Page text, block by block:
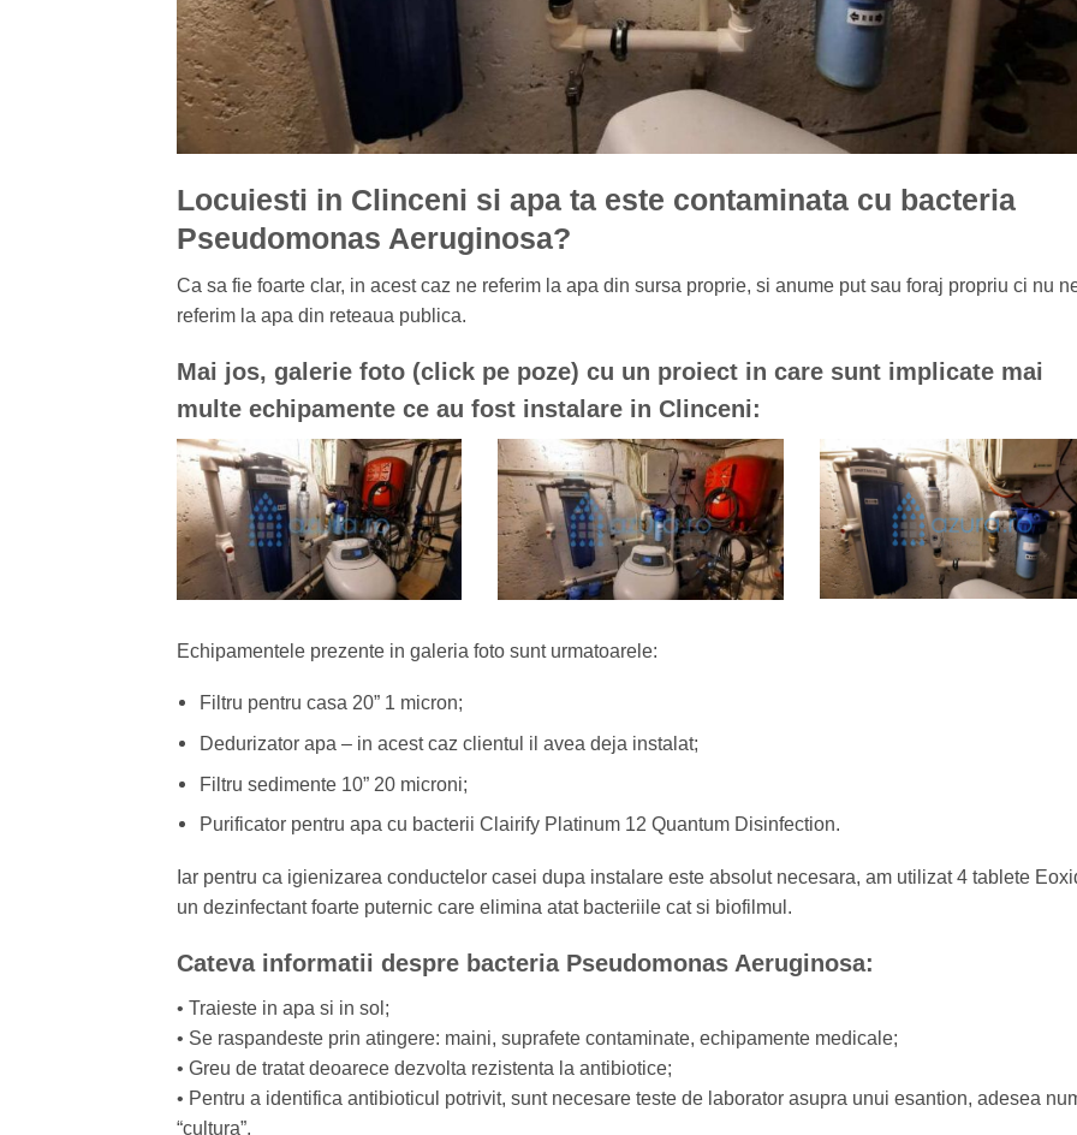
Locuiesti in Clinceni si apa ta este contaminata cu bacteria
Pseudomonas Aeruginosa?
Ca sa fie foarte clar, in acest caz ne referim la apa din sursa proprie, si anume put sau foraj propriu ci nu
referim la apa din reteaua publica.
Mai jos, galerie foto (click pe poze) cu un proiect in care sunt implicate mai
multe echipamente ce au fost instalare in Clinceni:
Echipamentele prezente in galeria foto sunt urmatoarele:
Filtru pentru casa 20” 1 micron;
Dedurizator apa – in acest caz clientul il avea deja instalat;
Filtru sedimente 10” 20 microni;
Purificator pentru apa cu bacterii Clairify Platinum 12 Quantum Disinfection.
Iar pentru ca igienizarea conductelor casei dupa instalare este absolut necesara, am utilizat 4 tablete
un dezinfectant foarte puternic care elimina atat bacteriile cat si biofilmul.
Cateva informatii despre bacteria Pseudomonas Aeruginosa:
• Traieste in apa si in sol;
• Se raspandeste prin atingere: maini, suprafete contaminate, echipamente medicale;
• Greu de tratat deoarece dezvolta rezistenta la antibiotice;
• Pentru a identifica antibioticul potrivit, sunt necesare teste de laborator asupra unui esantion, adesea
“cultura”.